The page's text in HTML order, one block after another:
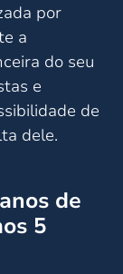
por
a
do seu
e
de
dele.
de
5